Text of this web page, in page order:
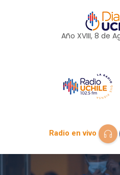
Año XVIII, 8 de
Radio en vivo